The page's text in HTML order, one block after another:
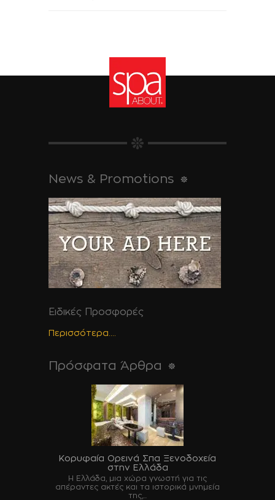
News & Promotions
Ειδικές Προσφορές
Περισσότερα....
Πρόσφατα Άρθρα
Κορυφαία Ορεινά Σπα Ξενοδοχεία
στην Ελλάδα
Η Ελλάδα, μια χώρα γνωστή για τις
απέραντες ακτές και τα ιστορικά μνημεία
της,...